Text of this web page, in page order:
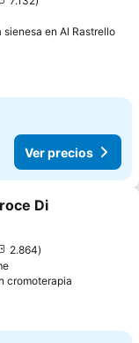
en Al Rastrello
Ver precios
Di
2.864
cromoterapia